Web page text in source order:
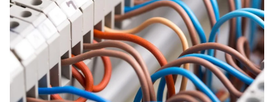
parfaitement légitime d’hésiter […]